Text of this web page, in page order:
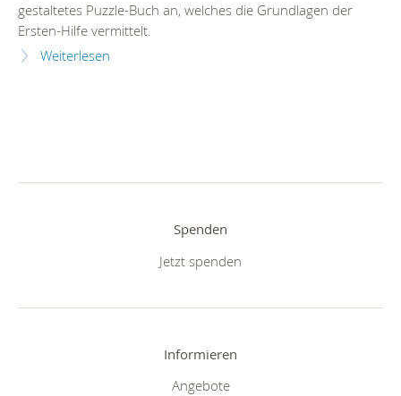
gestaltetes Puzzle-Buch an, welches die Grundlagen der
Ersten-Hilfe vermittelt.
Weiterlesen
Spenden
Jetzt spenden
Informieren
Angebote